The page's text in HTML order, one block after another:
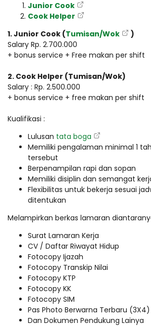
Junior Cook
Cook Helper
1. Junior Cook (Tumisan/Wok
)
Salary Rp. 2.700.000
+ bonus service + Free makan per shift
2. Cook Helper (Tumisan/Wok)
Salary : Rp. 2.500.000
+ bonus service + free makan per shift
Kualifikasi :
Lulusan tata boga
Memiliki pengalaman minimal 1
tersebut
Berpenampilan rapi dan sopan
Memiliki disiplin dan semangat
Flexibilitas untuk bekerja sesuai
ditentukan
Melampirkan berkas lamaran
Surat Lamaran Kerja
CV / Daftar Riwayat Hidup
Fotocopy Ijazah
Fotocopy Transkip Nilai
Fotocopy KTP
Fotocopy KK
Fotocopy SIM
Pas Photo Berwarna Terbaru (3X4)
Dan Dokumen Pendukung Lainya